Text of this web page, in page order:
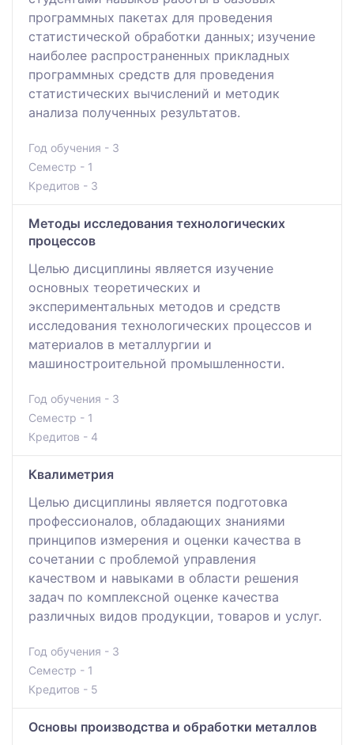
программных пакетах для проведения
статистической обработки данных; изучение
наиболее распространенных прикладных
программных средств для проведения
статистических вычислений и методик
анализа полученных результатов.
Год обучения - 3
Семестр - 1
Кредитов - 3
Методы исследования технологических
процессов
Целью дисциплины является изучение
основных теоретических и
экспериментальных методов и средств
исследования технологических процессов и
материалов в металлургии и
машиностроительной промышленности.
Год обучения - 3
Семестр - 1
Кредитов - 4
Квалиметрия
Целью дисциплины является подготовка
профессионалов, обладающих знаниями
принципов измерения и оценки качества в
сочетании с проблемой управления
качеством и навыками в области решения
задач по комплексной оценке качества
различных видов продукции, товаров и услуг.
Год обучения - 3
Семестр - 1
Кредитов - 5
Основы производства и обработки металлов